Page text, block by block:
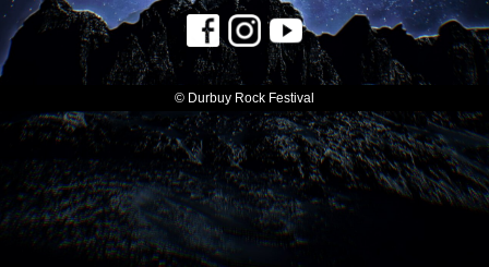
© Durbuy Rock Festival